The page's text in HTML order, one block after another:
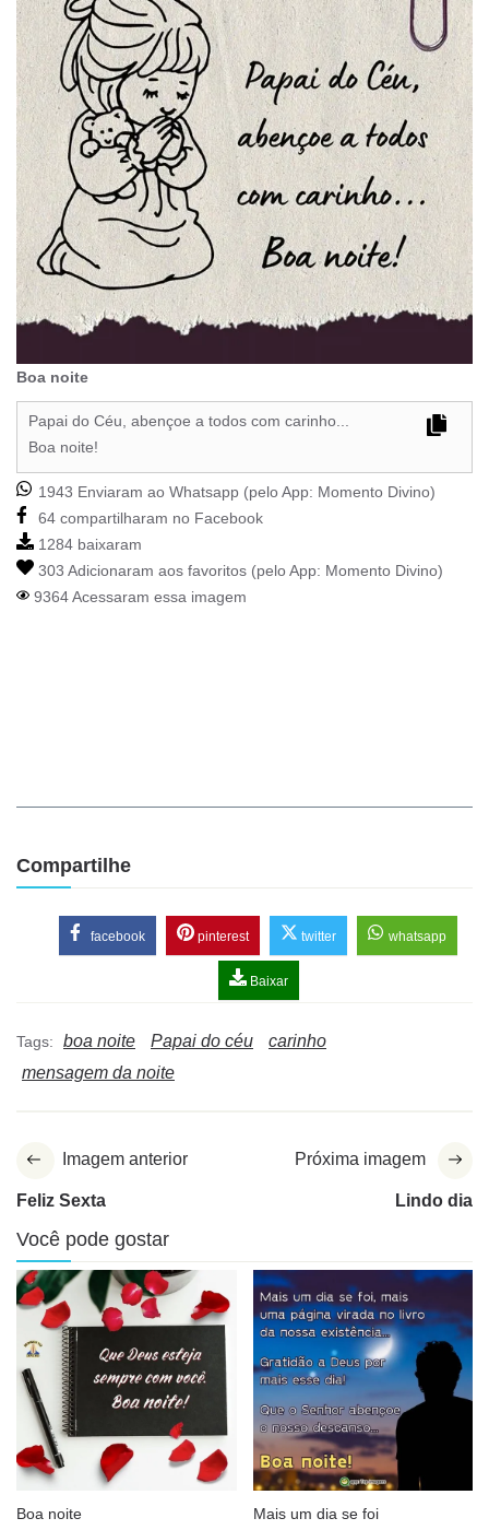
Boa noite
Papai do Céu, abençoe a todos com carinho...
Boa noite!
1943 Enviaram ao Whatsapp (pelo App: Momento Divino)
64 compartilharam no Facebook
1284 baixaram
303 Adicionaram aos favoritos (pelo App: Momento Divino)
9364 Acessaram essa imagem
Compartilhe
facebook pinterest twitter whatsapp
Baixar
Tags: boa noite Papai do céu
carinho
mensagem da noite
Imagem anterior
Feliz Sexta
Próxima imagem
Lindo dia
Você pode gostar
Boa noite Mais um dia se foi